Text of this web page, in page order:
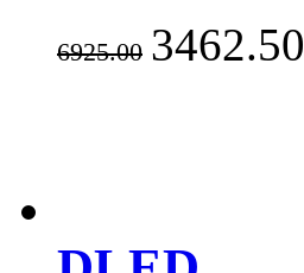
6925.00 3462.50